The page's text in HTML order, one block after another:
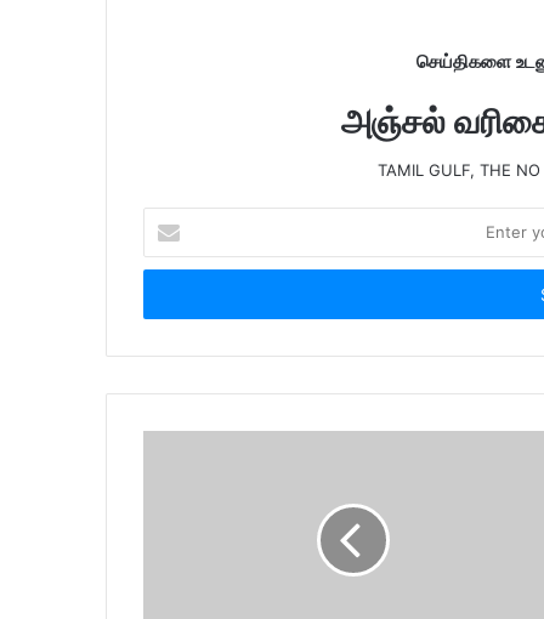
செய்திகளை
அஞ்சல்
TAMIL GULF, THE
t
r
u